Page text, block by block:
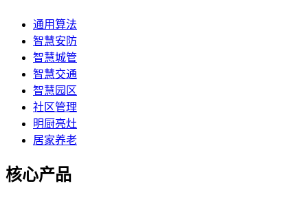
通用算法
智慧安防
智慧城管
智慧交通
智慧园区
社区管理
明厨亮灶
居家养老
核心产品